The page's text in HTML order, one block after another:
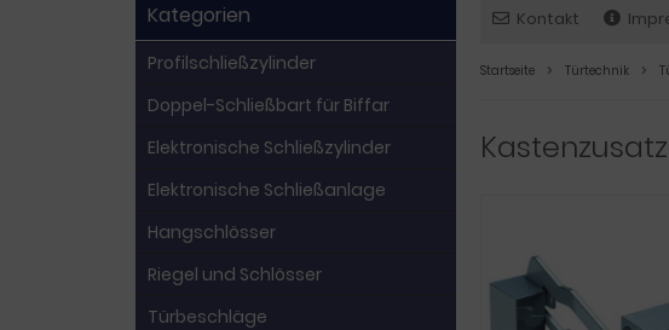
Kontakt
Startseite Türtechnik
Kategorien
Profilschließzylinder
Doppel-Schließbart für Biffar
Elektronische Schließzylinder
Elektronische Schließanlage
Hangschlösser
Riegel und Schlösser
Türbeschläge